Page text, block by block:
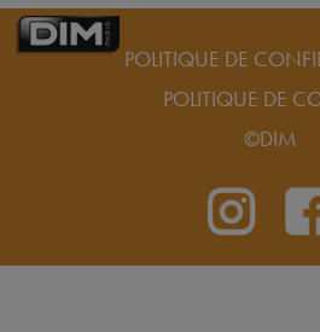
POLITIQUE DE
POLITIQUE DE
©DIM